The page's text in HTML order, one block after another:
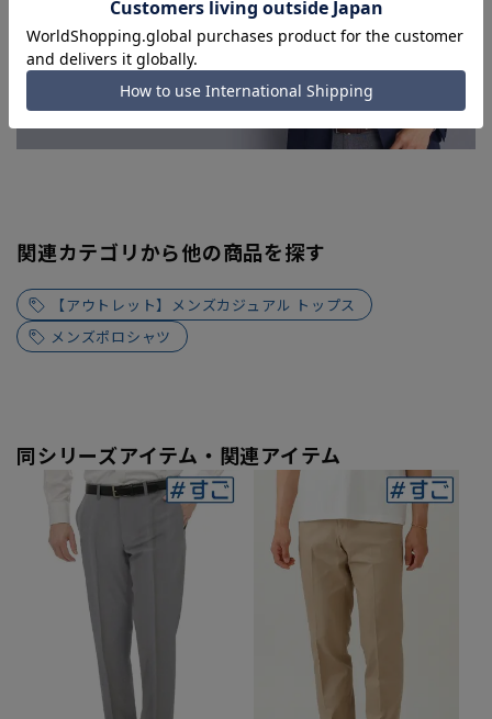
関連カテゴリから他の商品を探す
【アウトレット】メンズカジュアル トップス
メンズポロシャツ
同シリーズアイテム・関連アイテム